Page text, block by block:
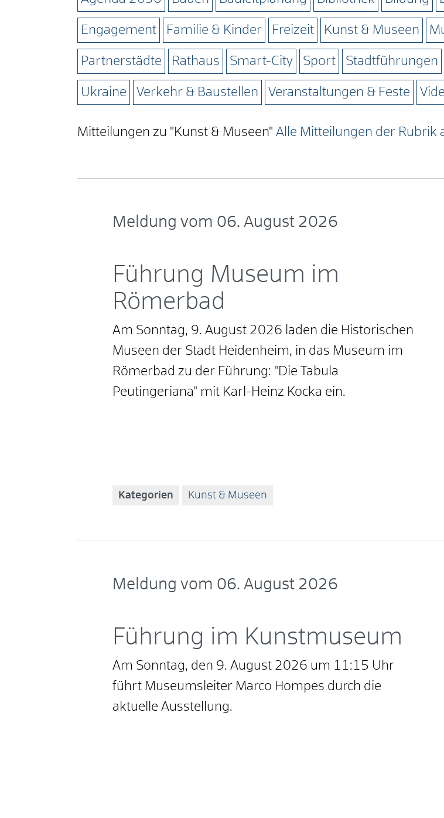
Engagement Familie & Kinder Freizeit Kunst & Museen
Partnerstädte Rathaus Smart-City Sport Stadtführungen
Ukraine Verkehr & Baustellen Veranstaltungen & Feste
Mitteilungen zu "Kunst & Museen" Alle Mitteilungen der Rubrik
Meldung vom 06. August 2026
Führung Museum im
Römerbad
Am Sonntag, 9. August 2026 laden die Historischen
Museen der Stadt Heidenheim, in das Museum im
Römerbad zu der Führung: "Die Tabula
Peutingeriana" mit Karl-Heinz Kocka ein.
Kategorien Kunst & Museen
Meldung vom 06. August 2026
Führung im Kunstmuseum
Am Sonntag, den 9. August 2026 um 11:15 Uhr
führt Museumsleiter Marco Hompes durch die
aktuelle Ausstellung.